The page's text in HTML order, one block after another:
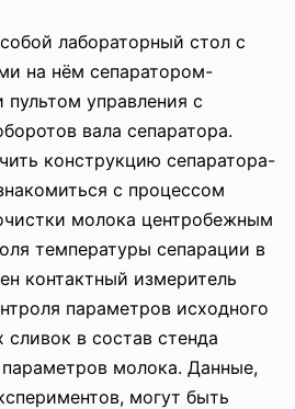
лабораторный стол с
на нём сепаратором-
пультом управления с
вала сепаратора.
конструкцию сепаратора-
с процессом
молока центробежным
температуры сепарации в
контактный измеритель
параметров исходного
в состав стенда
молока. Данные,
могут быть